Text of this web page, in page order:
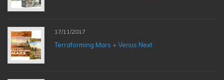
17/11/2017
Terraforming Mars + Venus Next